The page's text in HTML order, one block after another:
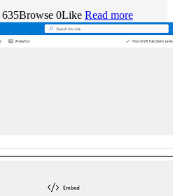
635Browse 0Like Read more